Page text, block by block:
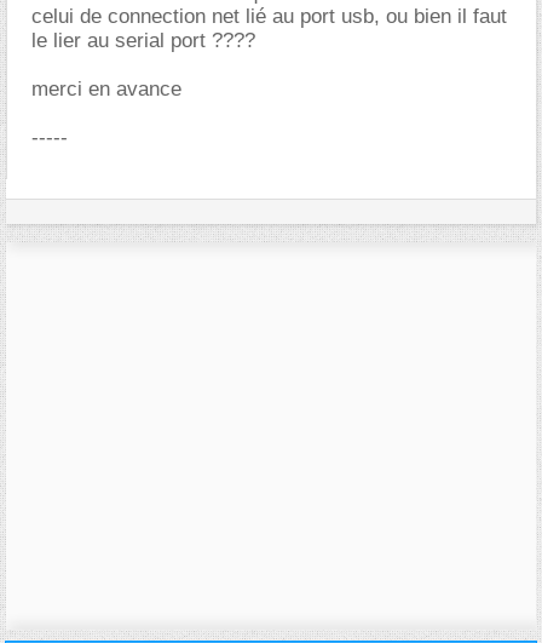
celui de connection net lié au port usb, ou bien il faut
le lier au serial port ????
merci en avance
-----